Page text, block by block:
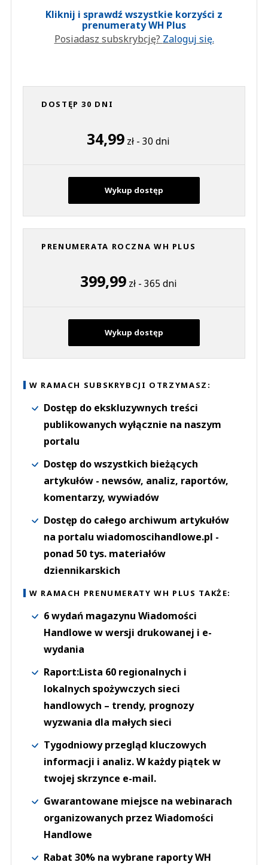
Kliknij i sprawdź wszystkie korzyści z
prenumeraty WH Plus
Posiadasz subskrybcję? Zaloguj się.
DOSTĘP 30 DNI
34,99 zł - 30 dni
Wykup dostęp
PRENUMERATA ROCZNA WH PLUS
399,99zł - 365 dni
Wykup dostęp
W RAMACH SUBSKRYBCJI OTRZYMASZ:
Dostęp do ekskluzywnych treści
publikowanych wyłącznie na naszym
portalu
Dostęp do wszystkich bieżących
artykułów - newsów, analiz, raportów,
komentarzy, wywiadów
Dostęp do całego archiwum artykułów
na portalu wiadomoscihandlowe.pl -
ponad 50 tys. materiałów
dziennikarskich
W RAMACH PRENUMERATY WH PLUS TAKŻE:
6 wydań magazynu Wiadomości
Handlowe w wersji drukowanej i e-
wydania
Raport:Lista 60 regionalnych i
lokalnych spożywczych sieci
handlowych – trendy, prognozy
wyzwania dla małych sieci
Tygodniowy przegląd kluczowych
informacji i analiz. W każdy piątek w
twojej skrzynce e-mail.
Gwarantowane miejsce na webinarach
organizowanych przez Wiadomości
Handlowe
Rabat 30% na wybrane raporty WH